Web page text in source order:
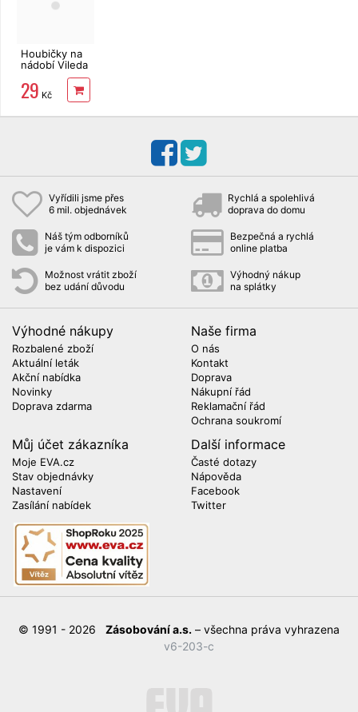
Houbičky na
nádobí Vileda
Style Tip Top
3+2 ks
29 Kč
Vyřídili jsme přes
6 mil. objednávek
Rychlá a spolehlivá
doprava do domu
Náš tým odborníků
je vám k dispozici
Bezpečná a rychlá
online platba
Možnost vrátit zboží
bez udání důvodu
Výhodný nákup
na splátky
Výhodné nákupy
Rozbalené zboží
Aktuální leták
Akční nabídka
Novinky
Doprava zdarma
Naše firma
O nás
Kontakt
Doprava
Nákupní řád
Reklamační řád
Ochrana soukromí
Můj účet zákazníka
Moje EVA.cz
Stav objednávky
Nastavení
Zasílání nabídek
Další informace
Časté dotazy
Nápověda
Facebook
Twitter
© 1991 - 2026 Zásobování a.s. – všechna práva vyhrazena
v6-203-c